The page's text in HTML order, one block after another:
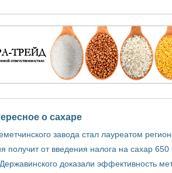
о сахаре
завода стал лауреатом
получит от введения налога на сахар
доказали эффективность